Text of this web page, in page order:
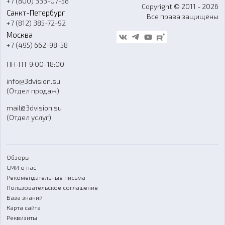
Контакты
Гос. закупки
Стать дилером
Блог
FAQ
Санкт-Петербург
+7 (812) 385-72-92
Москва
+7 (495) 662-98-58
ПН-ПТ 9:00-18:00
info@3dvision.su
(Отдел продаж)
mail@3dvision.su
(Отдел услуг)
Copyright © 2011 - 2026
Все права защищены
Обзоры
СМИ о нас
Рекомендательные письма
Пользовательское соглашение
База знаний
Карта сайта
Реквизиты